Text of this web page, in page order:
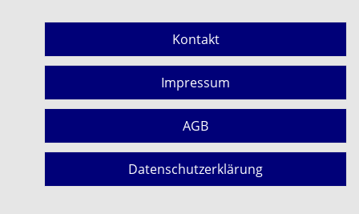
Kontakt
Impressum
AGB
Datenschutzerklärung